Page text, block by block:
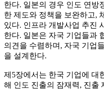
한다. 일본의 경우 인도 연방
한 제도와 정책을 보완하고,
있다. 인프라 개발사업 추진
한다. 일본은 자국 기업들과
의견을 수렴하며, 자국 기업
을 설계한다.
제5장에서는 한국 기업에 대
해 인도 진출의 잠재력, 진출